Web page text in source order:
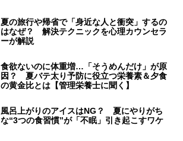
夏の旅行や帰省で「身近な人と衝突」するの
はなぜ？ 解決テクニックを心理カウンセラ
ーが解説
食欲ないのに体重増…「そうめんだけ」が原
因？ 夏バテ太り予防に役立つ栄養素＆夕食
の黄金比とは【管理栄養士に聞く】
風呂上がりのアイスはNG？ 夏にやりがち
な“3つの食習慣”が「不眠」引き起こすワケ